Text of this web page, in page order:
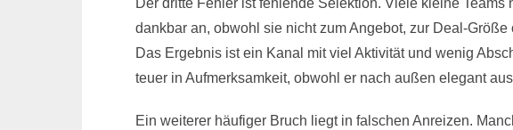
Der dritte Fehler ist fehlende Selektion. Viele kleine Teams
dankbar an, obwohl sie nicht zum Angebot, zur Deal-Größe
Das Ergebnis ist ein Kanal mit viel Aktivität und wenig
teuer in Aufmerksamkeit, obwohl er nach außen elegant
Ein weiterer häufiger Bruch liegt in falschen Anreizen.